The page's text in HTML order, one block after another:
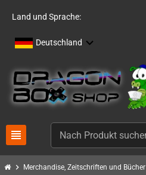
Land und Sprache:
Deutschland
view_headline
chevron_right Merchandise, Zeitschriften und Bücher